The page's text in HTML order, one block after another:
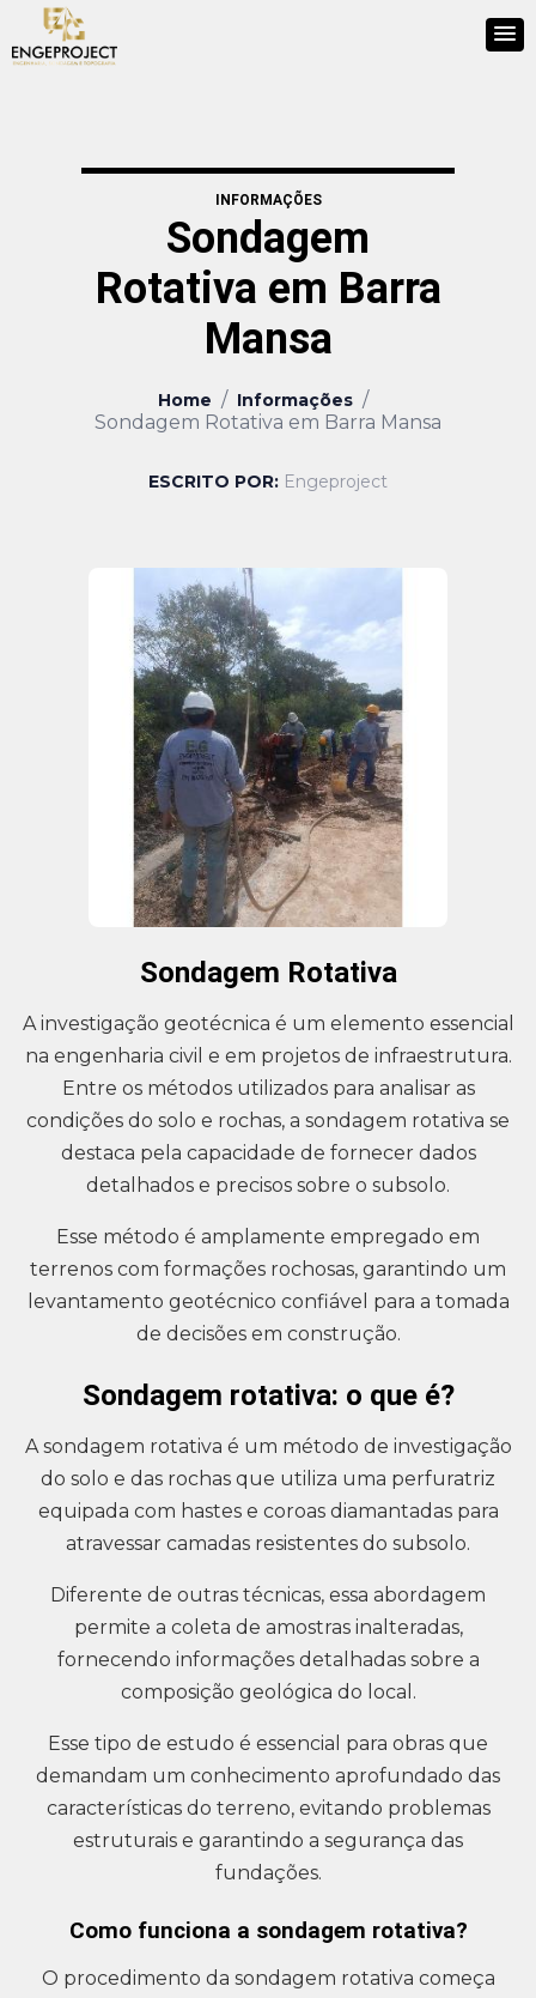
INFORMAÇÕES
Sondagem
Rotativa em Barra
Mansa
Home / Informações /
Sondagem Rotativa em Barra Mansa
ESCRITO POR: Engeproject
Sondagem Rotativa
A investigação geotécnica é um elemento essencial
na engenharia civil e em projetos de infraestrutura.
Entre os métodos utilizados para analisar as
condições do solo e rochas, a sondagem rotativa se
destaca pela capacidade de fornecer dados
detalhados e precisos sobre o subsolo.
Esse método é amplamente empregado em
terrenos com formações rochosas, garantindo um
levantamento geotécnico confiável para a tomada
de decisões em construção.
Sondagem rotativa: o que é?
A sondagem rotativa é um método de investigação
do solo e das rochas que utiliza uma perfuratriz
equipada com hastes e coroas diamantadas para
atravessar camadas resistentes do subsolo.
Diferente de outras técnicas, essa abordagem
permite a coleta de amostras inalteradas,
fornecendo informações detalhadas sobre a
composição geológica do local.
Esse tipo de estudo é essencial para obras que
demandam um conhecimento aprofundado das
características do terreno, evitando problemas
estruturais e garantindo a segurança das
fundações.
Como funciona a sondagem rotativa?
O procedimento da sondagem rotativa começa